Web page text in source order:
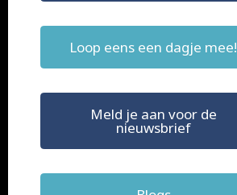
Loop eens een dagje mee!
Meld je aan voor de
nieuwsbrief